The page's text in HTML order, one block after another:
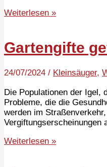
Weiterlesen »
Gartengifte
24/07/2024 / Kleinsäuger,
Die Populationen der Igel,
Probleme, die die
werden im
Vergiftungserscheinungen
Weiterlesen »